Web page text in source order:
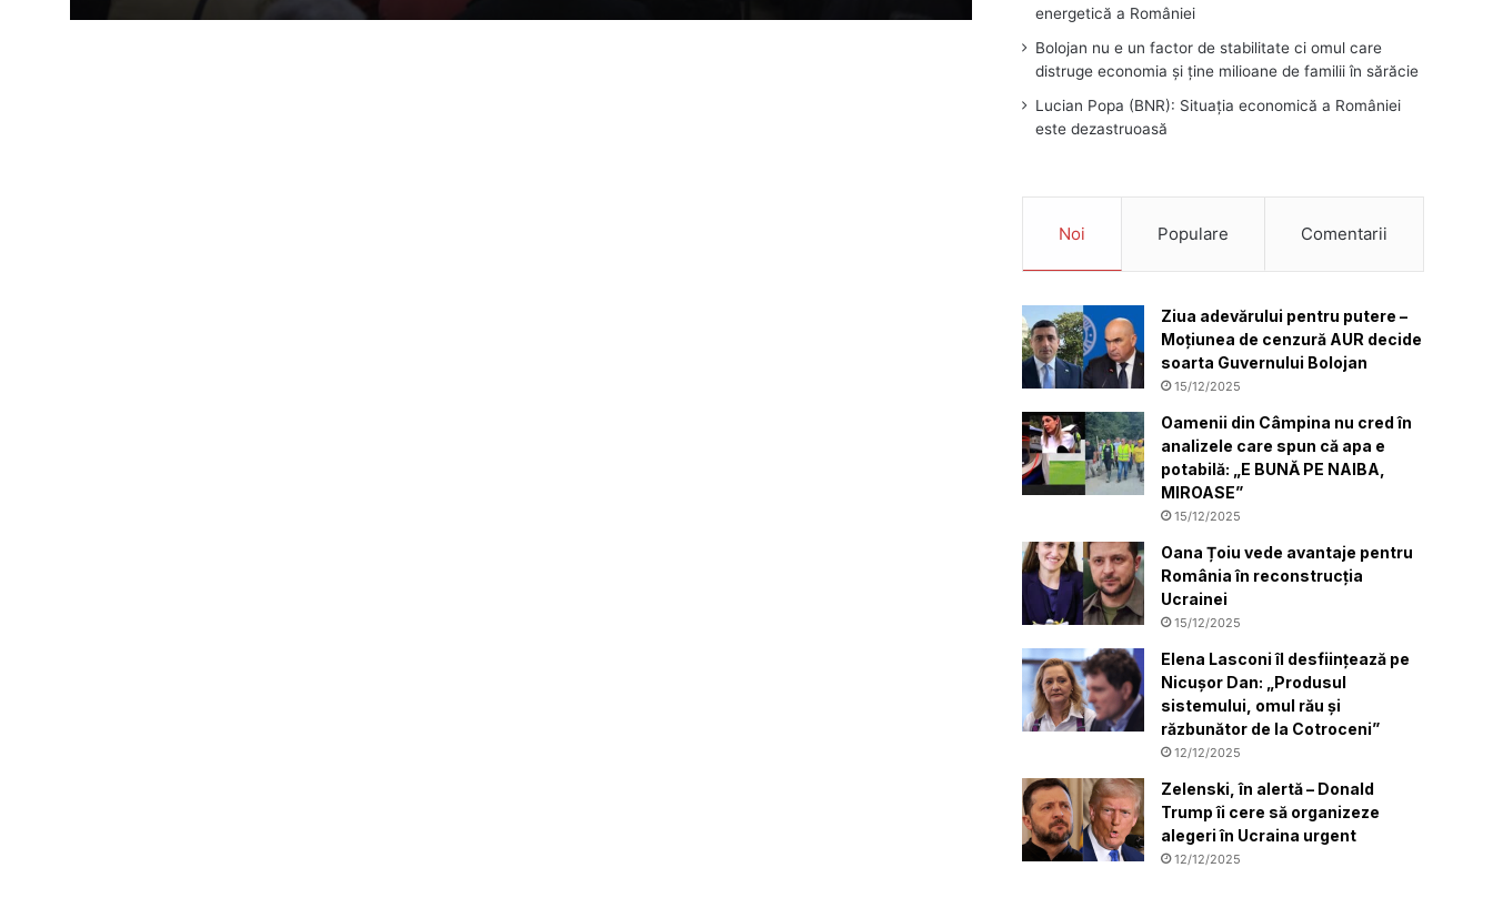
energetică a României
Bolojan nu e un factor de stabilitate ci omul care
distruge economia și ține milioane de familii în sărăcie
Lucian Popa (BNR): Situația economică a României
este dezastruoasă
Noi Populare Comentarii
Ziua adevărului pentru putere –
Moțiunea de cenzură AUR decide
soarta Guvernului Bolojan
15/12/2025
Oamenii din Câmpina nu cred în
analizele care spun că apa e
potabilă: „E BUNĂ PE NAIBA,
MIROASE”
15/12/2025
Oana Țoiu vede avantaje pentru
România în reconstrucția
Ucrainei
15/12/2025
Elena Lasconi îl desființează pe
Nicușor Dan: „Produsul
sistemului, omul rău și
răzbunător de la Cotroceni”
12/12/2025
Zelenski, în alertă – Donald
Trump îi cere să organizeze
alegeri în Ucraina urgent
12/12/2025